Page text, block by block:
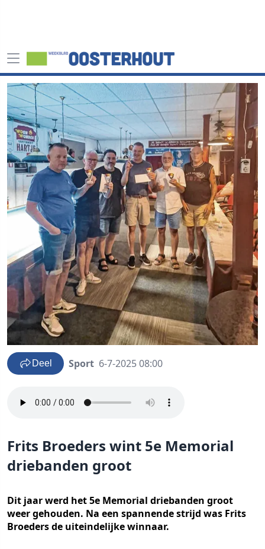
Deel Sport 6-7-2025 08:00
Frits Broeders wint 5e Memorial
driebanden groot
Dit jaar werd het 5e Memorial driebanden groot
weer gehouden. Na een spannende strijd was Frits
Broeders de uiteindelijke winnaar.